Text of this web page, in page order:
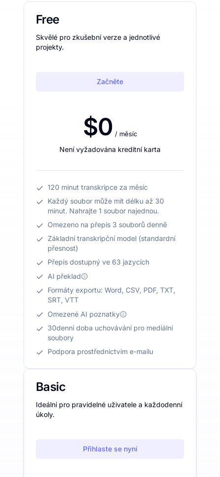
Free
Skvělé pro zkušební verze a jednotlivé
projekty.
Začněte
$0 / měsíc
Není vyžadována kreditní karta
120 minut transkripce za měsíc
Každý soubor může mít délku až 30
minut. Nahrajte 1 soubor najednou.
Omezeno na přepis 3 souborů denně
Základní transkripční model (standardní
přesnost)
Přepis dostupný ve 63 jazycích
AI překlad
Formáty exportu: Word, CSV, PDF, TXT,
SRT, VTT
Omezené AI poznatky
30denní doba uchovávání pro mediální
soubory
Podpora prostřednictvím e-mailu
Basic
Ideální pro pravidelné uživatele a každodenní
úkoly.
Přihlaste se nyní